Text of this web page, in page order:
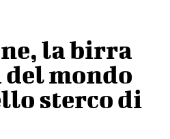
la birra
mondo
sterco di